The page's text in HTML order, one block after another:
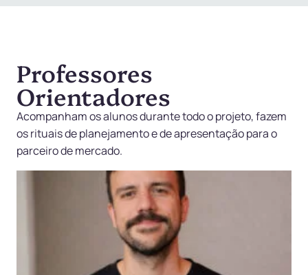
Professores
Orientadores
Acompanham os alunos durante todo o projeto, fazem
os rituais de planejamento e de apresentação para o
parceiro de mercado.